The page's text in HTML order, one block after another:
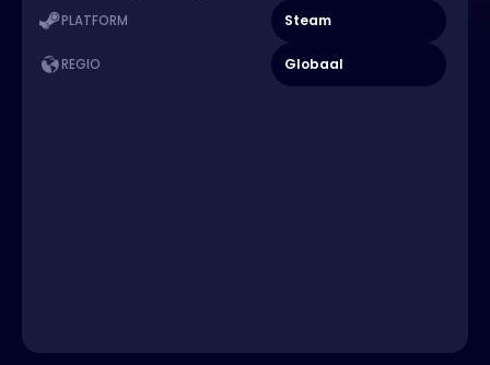
PLATFORM Steam
REGIO Globaal